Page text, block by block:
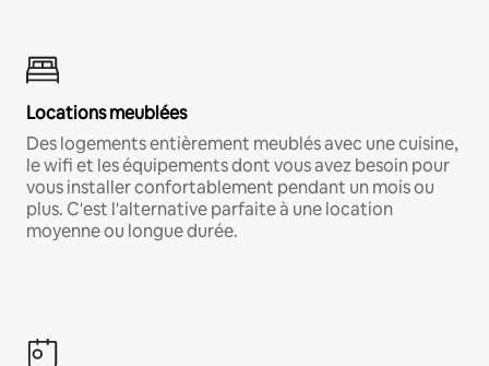
Locations meublées
Des logements entièrement meublés avec une cuisine,
le wifi et les équipements dont vous avez besoin pour
vous installer confortablement pendant un mois ou
plus. C'est l'alternative parfaite à une location
moyenne ou longue durée.